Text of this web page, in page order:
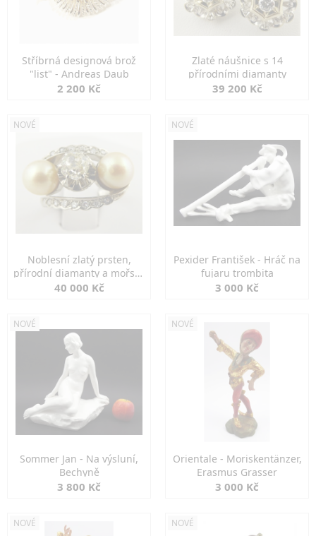
Stříbrná designová brož
"list" - Andreas Daub
2 200 Kč
Zlaté náušnice s 14
přírodními diamanty
39 200 Kč
NOVÉ
Noblesní zlatý prsten,
přírodní diamanty a mořské
perly
40 000 Kč
NOVÉ
Pexider František - Hráč na
fujaru trombita
3 000 Kč
NOVÉ
Sommer Jan - Na výsluní,
Bechyně
3 800 Kč
NOVÉ
Orientale - Moriskentänzer,
Erasmus Grasser
3 000 Kč
NOVÉ NOVÉ